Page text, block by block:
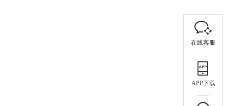
在线客服
APP下载